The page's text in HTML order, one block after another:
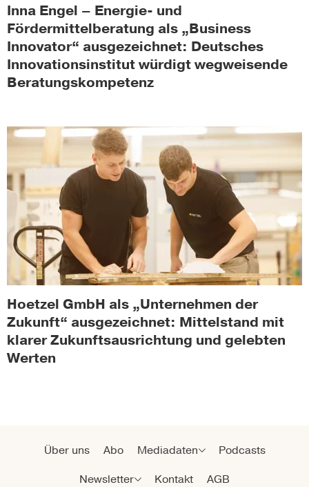
Inna Engel – Energie- und
Fördermittelberatung als „Business
Innovator“ ausgezeichnet: Deutsches
Innovationsinstitut würdigt wegweisende
Beratungskompetenz
Hoetzel GmbH als „Unternehmen der
Zukunft“ ausgezeichnet: Mittelstand mit
klarer Zukunftsausrichtung und gelebten
Werten
Über uns Abo Mediadaten
Podcasts
Newsletter
Kontakt AGB